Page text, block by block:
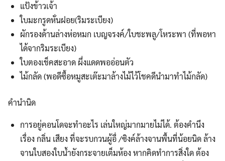
แป้งข้าวเจ้า
ใบมะกรูดหั่นฝอย(ริมระเบียง)
ผักรองด้านล่างห่อหมก เบญจรงค์/ใบชะพลู/โหระพา (ที่พอหา
ได้จากริมระเบียง)
ใบตองเช็คสะอาด ผึ่งแดดพออ่อนตัว
ไม้กลัด (พอดีซื้อหมูสะเต๊ะมาล้างไม้ไว้โชคดีนำมาทำไม้กลัด)
คำนำนิด
การอยู่คอนโดจะทำอะไร เล่นใหญ่มากมายไม่ได้. ต้องคำนึง
เรื่อง กลิ่น เสียง ที่จะรบกวนผู้อื่ /ซิงค์ล้างจานพื้นที่น้อยนิด ล้าง
จานใบสองใบน้ำยังกระจายเต็มห้อง หากคิดทำการสิ่งใด ต้อง